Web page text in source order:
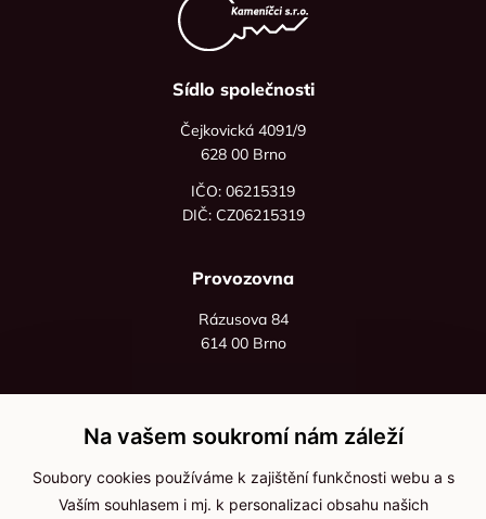
Sídlo společnosti
Čejkovická 4091/9
628 00 Brno
IČO: 06215319
DIČ: CZ06215319
Provozovna
Rázusova 84
614 00 Brno
+420 736 535 066
Po - pá: 8:00 - 16:00
info@jma-kam.cz
Na vašem soukromí nám záleží
Soubory cookies používáme k zajištění funkčnosti webu a s
Vaším souhlasem i mj. k personalizaci obsahu našich